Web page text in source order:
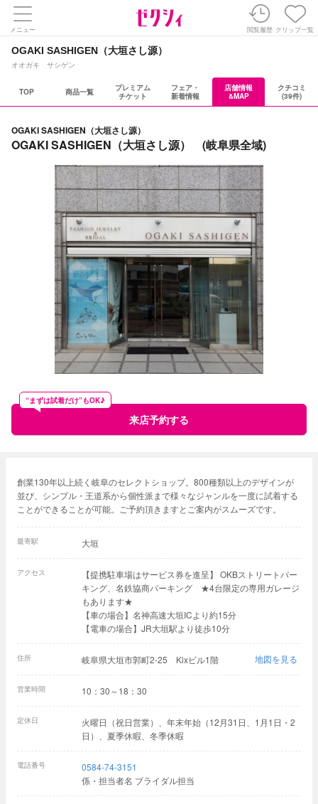
メニュー 閲覧履歴 クリップ一覧
OGAKI SASHIGEN（大垣さし源）
オオガキ サシゲン
TOP 商品一覧
プレミアム
チケット
フェア・
新着情報
店舗情報
&MAP
クチコミ
(39件)
OGAKI SASHIGEN（大垣さし源）
OGAKI SASHIGEN（大垣さし源） (岐阜県全域)
来店予約する
“まずは試着だけ”もOK♪
創業130年以上続く岐阜のセレクトショップ。800種類以上のデザインが
並び、シンプル・王道系から個性派まで様々なジャンルを一度に試着する
ことができることが可能。ご予約頂きますとご案内がスムーズです。
最寄駅 大垣
アクセス
【提携駐車場はサービス券を進呈】 OKBストリートパー
キング、名鉄協商パーキング ★4台限定の専用ガレージ
もあります★
【車の場合】名神高速大垣ICより約15分
【電車の場合】JR大垣駅より徒歩10分
住所 岐阜県大垣市郭町2-25 Kixビル1階 地図を見る
営業時間 10：30～18：30
定休日
火曜日（祝日営業）、年末年始（12月31日、1月1日・2
日）、夏季休暇、冬季休暇
電話番号
0584-74-3151
係・担当者名 ブライダル担当